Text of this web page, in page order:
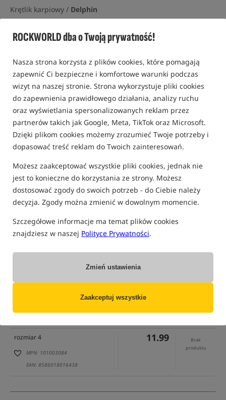
ROCKWORLD dba o Twoją prywatność!
Nasza strona korzysta z plików cookies, które pomagają
zapewnić Ci bezpieczne i komfortowe warunki podczas
wizyt na naszej stronie. Strona wykorzystuje pliki cookies
do zapewnienia prawidłowego działania, analizy ruchu
oraz wyświetlania spersonalizowanych reklam przez
partnerów takich jak Google, Meta, TikTok oraz Microsoft.
Dzięki plikom cookies możemy zrozumieć Twoje potrzeby i
dopasować treść reklam do Twoich zainteresowań.
Możesz zaakceptować wszystkie pliki cookies, jednak nie
jest to konieczne do korzystania ze strony. Możesz
dostosować zgody do swoich potrzeb - do Ciebie należy
decyzja. Zgody można zmienić w dowolnym momencie.
Szczegółowe informacje ma temat plików cookies
znajdziesz w naszej Polityce Prywatności.
Zmień ustawienia
Zaakceptuj wszystkie
Krętlik karpiowy / Delphin
Konkurs+
(część opcji mogła zostać ukryta przez wybrany sposób filtrowania)
rozmiar 4
MPN: 101003084
EAN: 8586018016438
11.99
Brak
produktu